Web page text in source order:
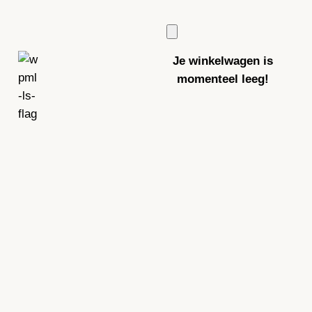
Je winkelwagen is
momenteel leeg!